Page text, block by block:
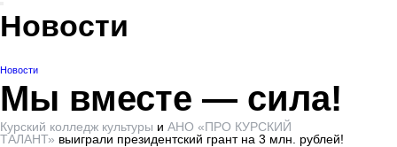
Новости
Новости
Мы вместе — сила!
Курский колледж культуры и АНО «ПРО КУРСКИЙ
ТАЛАНТ» выиграли президентский грант на 3 млн. рублей!